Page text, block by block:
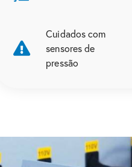
Cuidados com
sensores de
pressão